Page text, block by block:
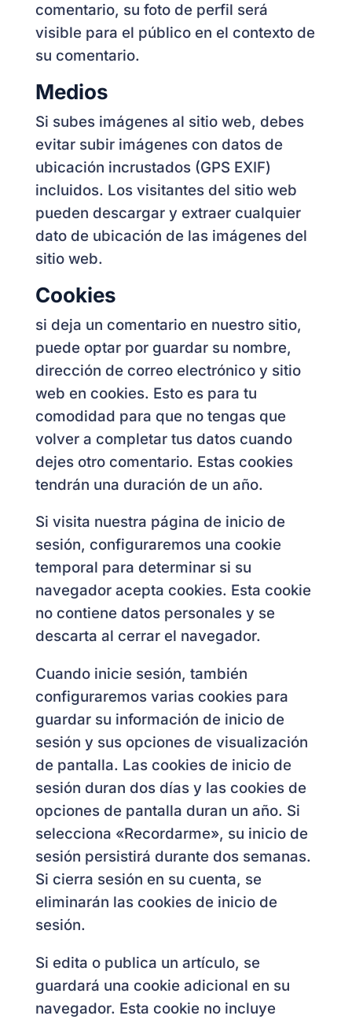
comentario, su foto de perfil será
visible para el público en el contexto de
su comentario.
Medios
Si subes imágenes al sitio web, debes
evitar subir imágenes con datos de
ubicación incrustados (GPS EXIF)
incluidos. Los visitantes del sitio web
pueden descargar y extraer cualquier
dato de ubicación de las imágenes del
sitio web.
Cookies
si deja un comentario en nuestro sitio,
puede optar por guardar su nombre,
dirección de correo electrónico y sitio
web en cookies. Esto es para tu
comodidad para que no tengas que
volver a completar tus datos cuando
dejes otro comentario. Estas cookies
tendrán una duración de un año.
Si visita nuestra página de inicio de
sesión, configuraremos una cookie
temporal para determinar si su
navegador acepta cookies. Esta cookie
no contiene datos personales y se
descarta al cerrar el navegador.
Cuando inicie sesión, también
configuraremos varias cookies para
guardar su información de inicio de
sesión y sus opciones de visualización
de pantalla. Las cookies de inicio de
sesión duran dos días y las cookies de
opciones de pantalla duran un año. Si
selecciona «Recordarme», su inicio de
sesión persistirá durante dos semanas.
Si cierra sesión en su cuenta, se
eliminarán las cookies de inicio de
sesión.
Si edita o publica un artículo, se
guardará una cookie adicional en su
navegador. Esta cookie no incluye